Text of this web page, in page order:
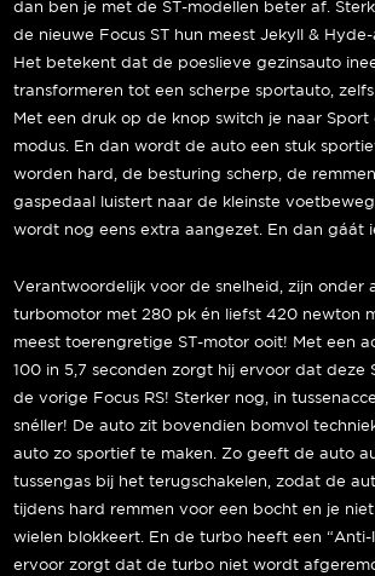
dan ben je met de ST-modellen beter af.
de nieuwe Focus ST hun meest Jekyll &
Het betekent dat de poeslieve gezinsauto
transformeren tot een scherpe sportauto,
Met een druk op de knop switch je naar Sport
modus. En dan wordt de auto een stuk
worden hard, de besturing scherp, de
gaspedaal luistert naar de kleinste
wordt nog eens extra aangezet. En dan gáát
Verantwoordelijk voor de snelheid, zijn onder
turbomotor met 280 pk én liefst 420 newton
meest toerengretige ST-motor ooit! Met een
100 in 5,7 seconden zorgt hij ervoor dat deze
de vorige Focus RS! Sterker nog, in
snéller! De auto zit bovendien bomvol
auto zo sportief te maken. Zo geeft de auto
tussengas bij het terugschakelen, zodat de
tijdens hard remmen voor een bocht en je
wielen blokkeert. En de turbo heeft een “Anti-
ervoor zorgt dat de turbo niet wordt